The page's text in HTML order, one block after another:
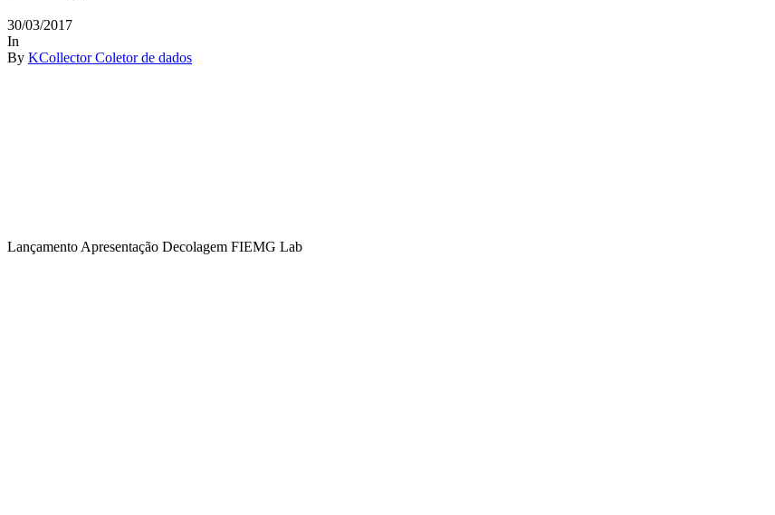
30/03/2017
In
By KCollector Coletor de dados
Lançamento Apresentação Decolagem FIEMG Lab